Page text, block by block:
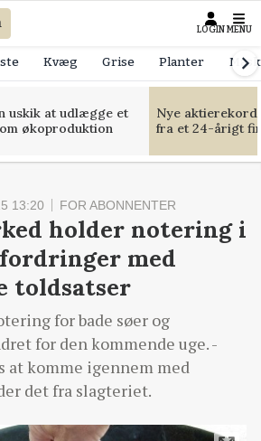
LOGIN MENU
Kvæg Grise Planter
uskik at udlægge et
økoproduktion
Nye
fra et 24-årigt
13:20 FOR ABONNENTER
holder notering i
med
toldsatser
for bade søer og
for den kommende uge. -
at komme igennem med
det fra slagteriet.